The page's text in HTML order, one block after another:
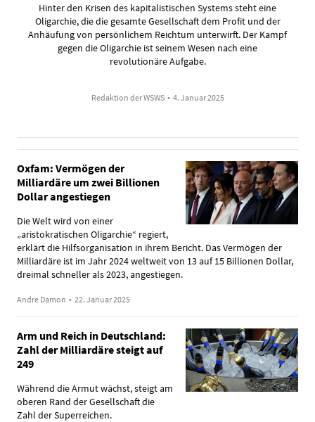
Hinter den Krisen des kapitalistischen Systems steht eine
Oligarchie, die die gesamte Gesellschaft dem Profit und der
Anhäufung von persönlichem Reichtum unterwirft. Der Kampf
gegen die Oligarchie ist seinem Wesen nach eine
revolutionäre Aufgabe.
Redaktion der WSWS • 4. Januar 2025
Oxfam: Vermögen der
Milliardäre um zwei Billionen
Dollar angestiegen
Die Welt wird von einer
„aristokratischen Oligarchie“ regiert,
erklärt die Hilfsorganisation in ihrem Bericht. Das Vermögen der
Milliardäre ist im Jahr 2024 weltweit von 13 auf 15 Billionen Dollar,
dreimal schneller als 2023, angestiegen.
Andre Damon • 22. Januar 2025
Arm und Reich in Deutschland:
Zahl der Milliardäre steigt auf
249
Während die Armut wächst, steigt am
oberen Rand der Gesellschaft die
Zahl der Superreichen.